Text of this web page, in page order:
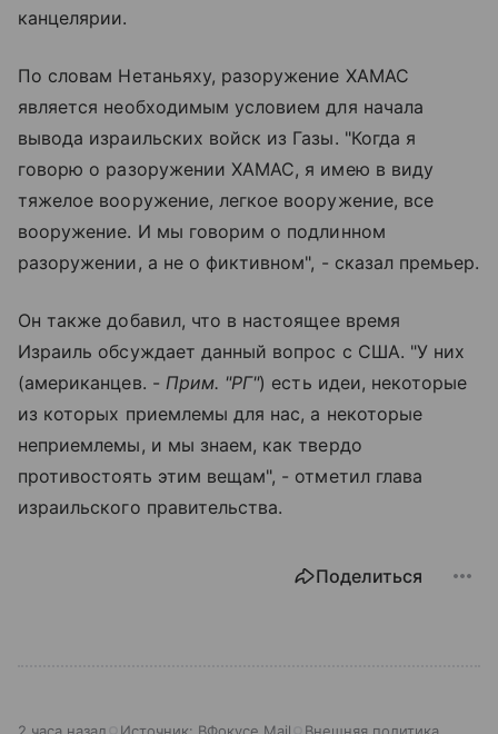
канцелярии.
По словам Нетаньяху, разоружение ХАМАС
является необходимым условием для начала
вывода израильских войск из Газы. "Когда я
говорю о разоружении ХАМАС, я имею в виду
тяжелое вооружение, легкое вооружение, все
вооружение. И мы говорим о подлинном
разоружении, а не о фиктивном", - сказал премьер.
Он также добавил, что в настоящее время
Израиль обсуждает данный вопрос с США. "У них
(американцев. - Прим. "РГ") есть идеи, некоторые
из которых приемлемы для нас, а некоторые
неприемлемы, и мы знаем, как твердо
противостоять этим вещам", - отметил глава
израильского правительства.
Поделиться
2 часа назад Источник: ВФокусе Mail Внешняя политика